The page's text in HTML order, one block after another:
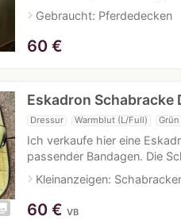
navigate_nextGebraucht: Pferdedecken
60 €
Eskadron Schabracke
Dressur Warmblut (L/Full) Grün
Ich verkaufe hier eine
passender Bandagen. Die
navigate_nextKleinanzeigen:
60 € VB